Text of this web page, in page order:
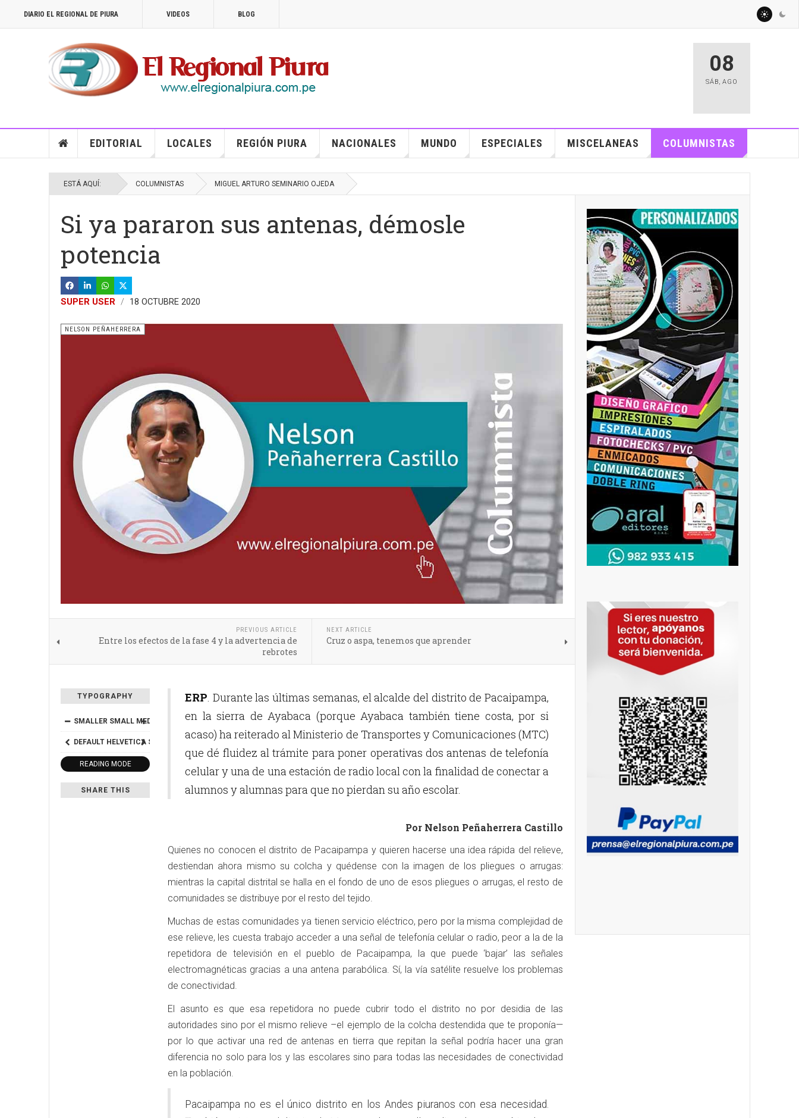
DIARIO EL REGIONAL DE PIURA VIDEOS BLOG
08
SÁB, AGO
EDITORIAL LOCALES REGIÓN PIURA NACIONALES MUNDO ESPECIALES MISCELANEAS COLUMNISTAS
ESTÁ AQUÍ: COLUMNISTAS MIGUEL ARTURO SEMINARIO OJEDA
Si ya pararon sus antenas, démosle
potencia
SUPER USER 18 OCTUBRE 2020
NELSON PEÑAHERRERA
PREVIOUS ARTICLE
Entre los efectos de la fase 4 y la advertencia de
rebrotes
NEXT ARTICLE
Cruz o aspa, tenemos que aprender
TYPOGRAPHY
SMALLER SMALL MEDIUM BIGGER
DEFAULT HELVETICA SEGOE TIMES
READING MODE
SHARE THIS
ERP. Durante las últimas semanas, el alcalde del distrito de Pacaipampa,
en la sierra de Ayabaca (porque Ayabaca también tiene costa, por si
acaso) ha reiterado al Ministerio de Transportes y Comunicaciones (MTC)
que dé fluidez al trámite para poner operativas dos antenas de telefonía
celular y una de una estación de radio local con la finalidad de conectar a
alumnos y alumnas para que no pierdan su año escolar.
Por Nelson Peñaherrera Castillo
Quienes no conocen el distrito de Pacaipampa y quieren hacerse una idea rápida del relieve,
destiendan ahora mismo su colcha y quédense con la imagen de los pliegues o arrugas:
mientras la capital distrital se halla en el fondo de uno de esos pliegues o arrugas, el resto de
comunidades se distribuye por el resto del tejido.
Muchas de estas comunidades ya tienen servicio eléctrico, pero por la misma complejidad de
ese relieve, les cuesta trabajo acceder a una señal de telefonía celular o radio, peor a la de la
repetidora de televisión en el pueblo de Pacaipampa, la que puede ‘bajar’ las señales
electromagnéticas gracias a una antena parabólica. Sí, la vía satélite resuelve los problemas
de conectividad.
El asunto es que esa repetidora no puede cubrir todo el distrito no por desidia de las
autoridades sino por el mismo relieve –el ejemplo de la colcha destendida que te proponía—
por lo que activar una red de antenas en tierra que repitan la señal podría hacer una gran
diferencia no solo para los y las escolares sino para todas las necesidades de conectividad
en la población.
Pacaipampa no es el único distrito en los Andes piuranos con esa necesidad.